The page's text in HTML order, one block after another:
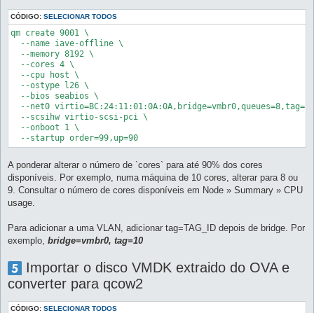
CÓDIGO: SELECIONAR TODOS
qm create 9001 \
  --name iave-offline \
  --memory 8192 \
  --cores 4 \
  --cpu host \
  --ostype l26 \
  --bios seabios \
--net0
  --scsihw virtio-scsi-pci \
  --onboot 1 \
  --startup order=99,up=90
A ponderar alterar o número de `cores` para até 90% dos cores
disponíveis. Por exemplo, numa máquina de 10 cores, alterar para 8 ou
9. Consultar o número de cores disponíveis em Node » Summary » CPU
usage.
Para adicionar a uma VLAN, adicionar tag=TAG_ID depois de bridge. Por
exemplo, bridge=vmbr0, tag=10
Importar o disco VMDK extraido do OVA e
converter para qcow2
CÓDIGO: SELECIONAR TODOS